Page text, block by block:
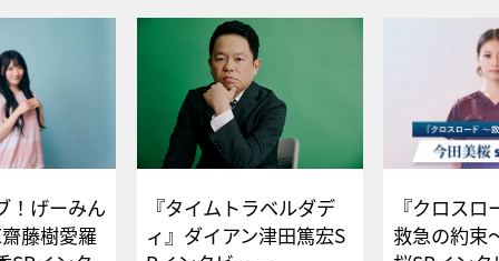
！げーみん
藤樹愛羅
『タイムトラベルダデ
ィ』ダイアン津田篤宏S
『クロス
救急の約束